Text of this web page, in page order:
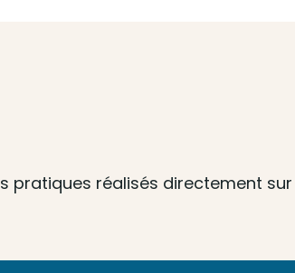
pratiques réalisés directement sur